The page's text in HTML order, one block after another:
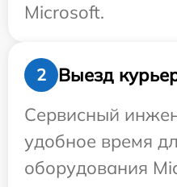
Microsoft.
2
Выезд
Сервисный
удобное время
оборудования